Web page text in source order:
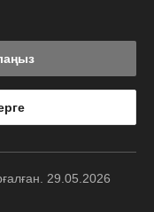
29.05.2026